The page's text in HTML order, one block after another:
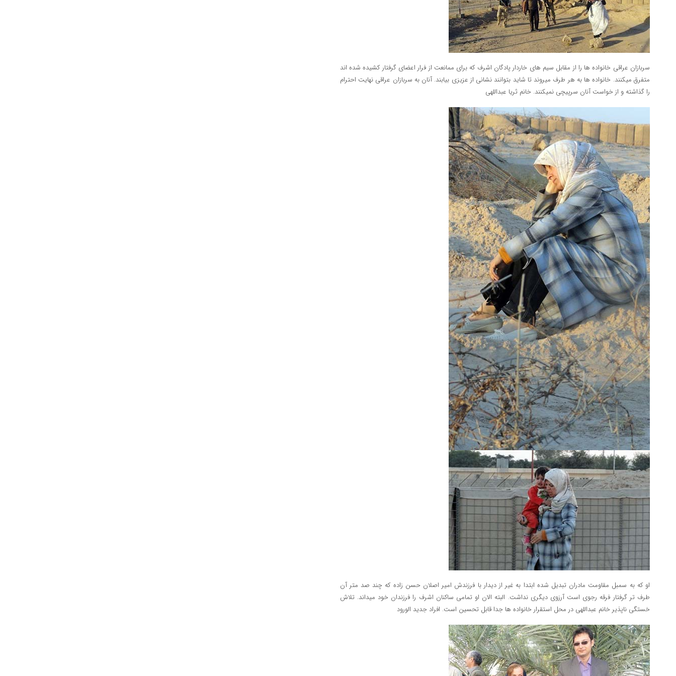
سربازان عراقی خانواده ها را از مقابل سیم های خاردار پادگان اشرف که برای ممانعت از فرار اعضای گرفتار کشیده شده اند
متفرق میکنند. خانواده ها به هر طرف میروند تا شاید بتوانند نشانی از عزیزی بیابند. آنان به سربازان عراقی نهایت احترام
را گذاشته و از خواست آنان سرپیچی نمیکنند. خانم ثریا عبداللهی
او که به سمبل مقاومت مادران تبدیل شده ابتدا به غیر از دیدار با فرزندش امیر اصلان حسن زاده که چند صد متر آن
طرف تر گرفتار فرقه رجوی است آرزوی دیگری نداشت. البته الان او تمامی ساکنان اشرف را فرزندان خود میداند. تلاش
خستگی ناپذیر خانم عبداللهی در محل استقرار خانواده ها جدا قابل تحسین است. افراد جدید الورود